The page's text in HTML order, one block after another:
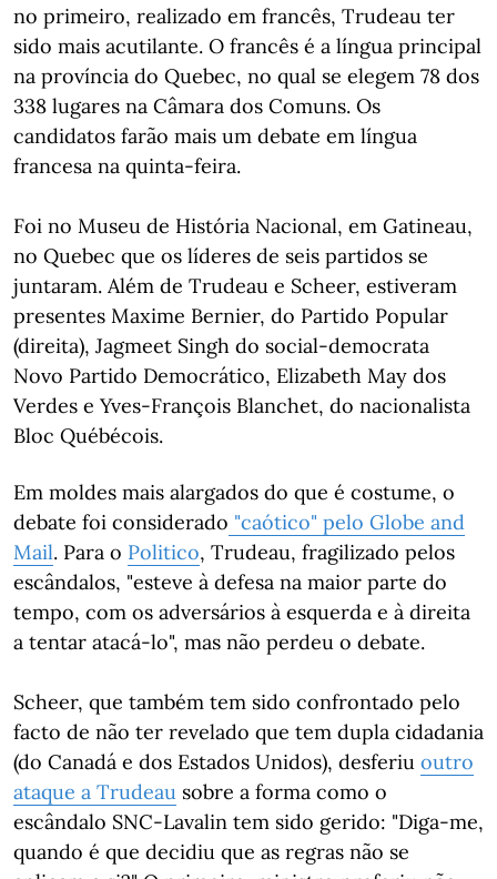
no primeiro, realizado em francês, Trudeau ter
sido mais acutilante. O francês é a língua principal
na província do Quebec, no qual se elegem 78 dos
338 lugares na Câmara dos Comuns. Os
candidatos farão mais um debate em língua
francesa na quinta-feira.
Foi no Museu de História Nacional, em Gatineau,
no Quebec que os líderes de seis partidos se
juntaram. Além de Trudeau e Scheer, estiveram
presentes Maxime Bernier, do Partido Popular
(direita), Jagmeet Singh do social-democrata
Novo Partido Democrático, Elizabeth May dos
Verdes e Yves-François Blanchet, do nacionalista
Bloc Québécois.
Em moldes mais alargados do que é costume, o
debate foi considerado "caótico" pelo Globe and
Mail. Para o Politico, Trudeau, fragilizado pelos
escândalos, "esteve à defesa na maior parte do
tempo, com os adversários à esquerda e à direita
a tentar atacá-lo", mas não perdeu o debate.
Scheer, que também tem sido confrontado pelo
facto de não ter revelado que tem dupla cidadania
(do Canadá e dos Estados Unidos), desferiu outro
ataque a Trudeau sobre a forma como o
escândalo SNC-Lavalin tem sido gerido: "Diga-me,
quando é que decidiu que as regras não se